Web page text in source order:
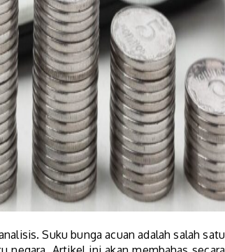
Suku bunga acuan adalah salah satu